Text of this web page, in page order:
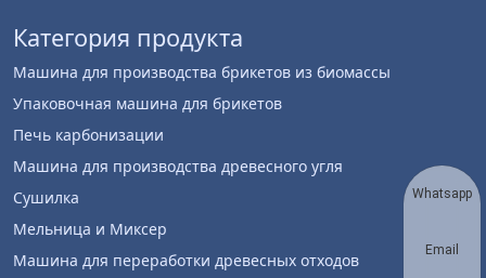
Категория продукта
Машина для производства брикетов из биомассы
Упаковочная машина для брикетов
Печь карбонизации
Машина для производства древесного угля
Сушилка
Мельница и Миксер
Машина для переработки древесных отходов
Whatsapp
Email